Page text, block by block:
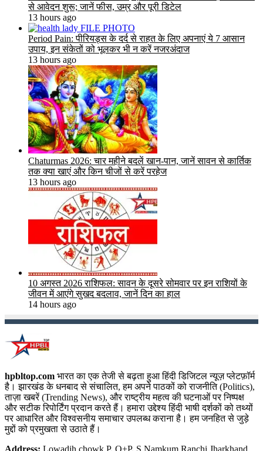
से आवेदन शुरू; जानें फीस, उम्र और पूरी डिटेल
13 hours ago
Period Pain: पीरियड्स के दर्द से राहत के लिए अपनाएं ये 7 आसान
उपाय, इन संकेतों को भूलकर भी न करें नजरअंदाज
13 hours ago
Chaturmas 2026: चार महीने बदलें खान-पान, जानें सावन से कार्तिक
तक क्या खाएं और किन चीजों से करें परहेज
13 hours ago
10 अगस्त 2026 राशिफल: सावन के दूसरे सोमवार पर इन राशियों के
जीवन में आएंगे सुखद बदलाव, जानें दिन का हाल
14 hours ago
hpbltop.com भारत का एक तेजी से बढ़ता हुआ हिंदी डिजिटल न्यूज़ प्लेटफ़ॉर्म
है। झारखंड के धनबाद से संचालित, हम अपने पाठकों को राजनीति (Politics),
ताज़ा खबरें (Trending News), और राष्ट्रीय महत्व की घटनाओं पर निष्पक्ष
और सटीक रिपोर्टिंग प्रदान करते हैं। हमारा उद्देश्य हिंदी भाषी दर्शकों को तथ्यों
पर आधारित और विश्वसनीय समाचार उपलब्ध कराना है। हम जनहित से जुड़े
मुद्दों को प्रमुखता से उठाते हैं।
Address: Lowadih chowk P. O+P. S Namkum Ranchi Jharkhand